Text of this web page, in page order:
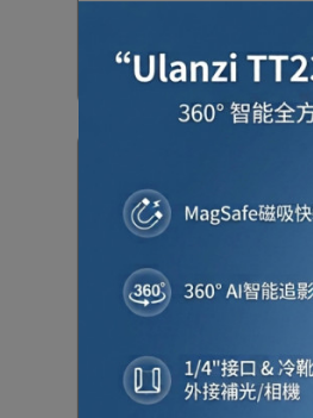
Joyroom 汽車隱形防撞保
裝 - 透明 | 彈力柔軟矽膠條